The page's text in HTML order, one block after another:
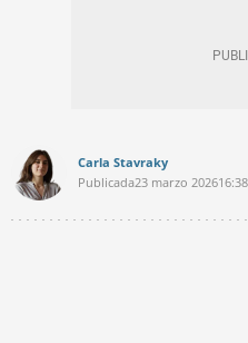
Carla Stavraky
Publicada23 marzo 2026